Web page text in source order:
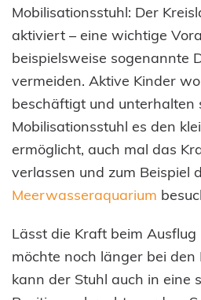
Mobilisationsstuhl: Der
aktiviert – eine wichtige
beispielsweise sogenannte
vermeiden. Aktive Kinder
beschäftigt und unterhalten
Mobilisationsstuhl es den
ermöglicht, auch mal das
verlassen und zum Beispiel
Meerwasseraquarium
Lässt die Kraft beim
möchte noch länger bei den
kann der Stuhl auch in eine